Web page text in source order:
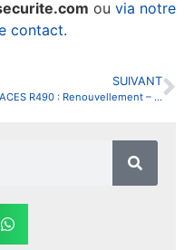
ou via notre
contact.
SUIVANT
CACES R490 : Renouvellement – Formations grues auxiliaires à Paris